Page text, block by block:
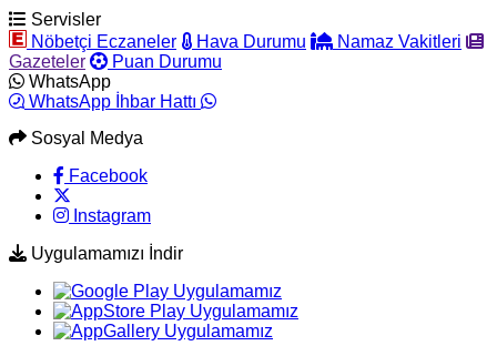
Servisler
Nöbetçi Eczaneler
Hava Durumu
Namaz Vakitleri
Gazeteler
Puan Durumu
WhatsApp
WhatsApp İhbar Hattı
Sosyal Medya
Facebook
Instagram
Uygulamamızı İndir